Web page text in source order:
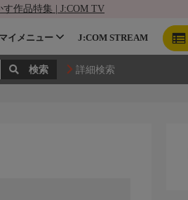
す作品特集 | J:COM TV
マイメニュー J:COM STREAM
詳細検索